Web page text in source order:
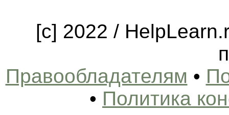
[c] 2022 /
Правообладателям •
• Политика